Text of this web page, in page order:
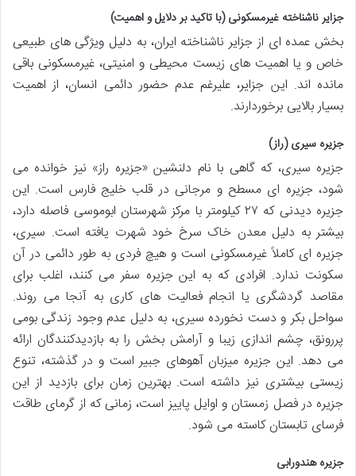
جزایر ناشناخته غیرمسکونی (با تاکید بر دلایل و اهمیت)
بخش عمده ای از جزایر ناشناخته ایران، به دلیل ویژگی های طبیعی
خاص و یا اهمیت های زیست محیطی و امنیتی، غیرمسکونی باقی
مانده اند. این جزایر، علیرغم عدم حضور دائمی انسان، از اهمیت
بسیار بالایی برخوردارند.
جزیره سیری (راز)
جزیره سیری، که گاهی با نام دلنشین «جزیره راز» نیز خوانده می
شود، جزیره ای مسطح و مرجانی در قلب خلیج فارس است. این
جزیره دیدنی که ۲۷ کیلومتر با مرکز شهرستان ابوموسی فاصله دارد،
بیشتر به دلیل معدن خاک سرخ خود شهرت یافته است. سیری،
جزیره ای کاملاً غیرمسکونی است و هیچ فردی به طور دائمی در آن
سکونت ندارد. افرادی که به این جزیره سفر می کنند، اغلب برای
مقاصد گردشگری یا انجام فعالیت های کاری به آنجا می روند.
سواحل بکر و دست نخورده سیری، به دلیل عدم وجود زندگی بومی
پررونق، چشم اندازی زیبا و آرامش بخش را به بازدیدکنندگان ارائه
می دهد. این جزیره میزبان آهوهای جبیر است و در گذشته، تنوع
زیستی بیشتری نیز داشته است. بهترین زمان برای بازدید از این
جزیره در فصل زمستان و اوایل پاییز است، زمانی که از گرمای طاقت
فرسای تابستان کاسته می شود.
جزیره هندورابی